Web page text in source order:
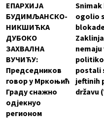
ЕПАРХИЈА
БУДИМЉАНСКО-
НИКШИЋКА
ДУБОКО
ЗАХВАЛНА
ВУЧИЋУ:
Председников
говор у Мркоњић
Граду снажно
одјекнуо
регионом
ogolio
nemaju
postali
jeftinih
državu